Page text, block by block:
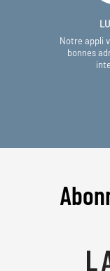
Notre appli
bonnes